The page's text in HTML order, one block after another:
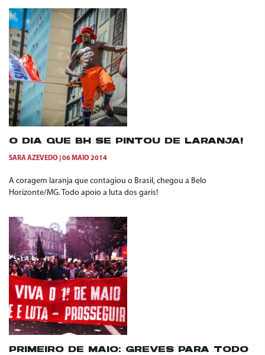
O DIA QUE BH SE PINTOU DE LARANJA!
SARA AZEVEDO 06 MAIO 2014
A coragem laranja que contagiou o Brasil, chegou a Belo
Horizonte/MG. Todo apoio a luta dos garis!
PRIMEIRO DE MAIO: GREVES PARA TODO